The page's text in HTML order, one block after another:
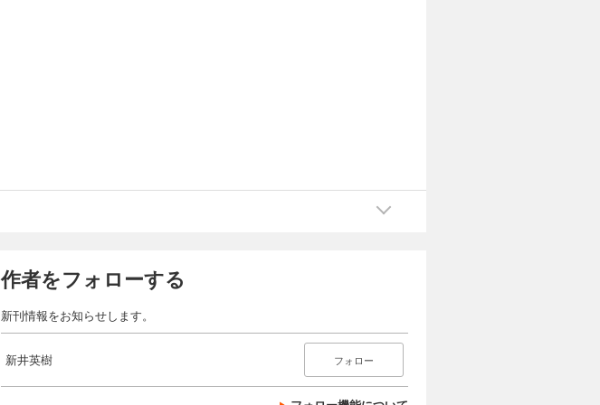
作者をフォローする
新刊情報をお知らせします。
新井英樹 フォロー